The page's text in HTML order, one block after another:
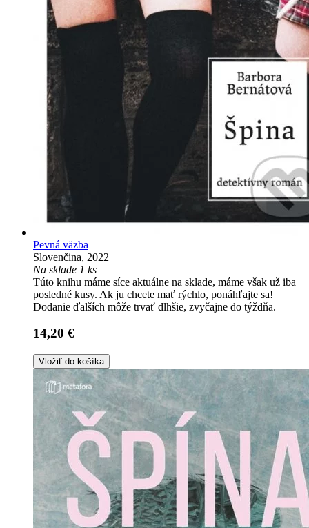
Pevná väzba
Slovenčina, 2022
Na sklade 1 ks
Túto knihu máme síce aktuálne na sklade, máme však už iba
posledné kusy. Ak ju chcete mať rýchlo, ponáhľajte sa!
Dodanie ďalších môže trvať dlhšie, zvyčajne do týždňa.
14,20 €
Vložiť do košíka